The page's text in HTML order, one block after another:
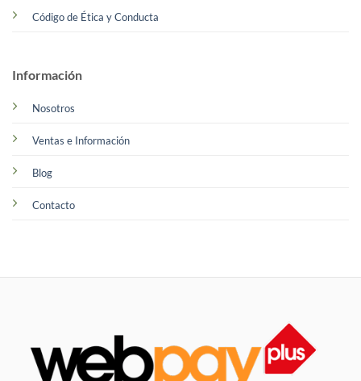
Código de Ética y Conducta
Información
Nosotros
Ventas e Información
Blog
Contacto